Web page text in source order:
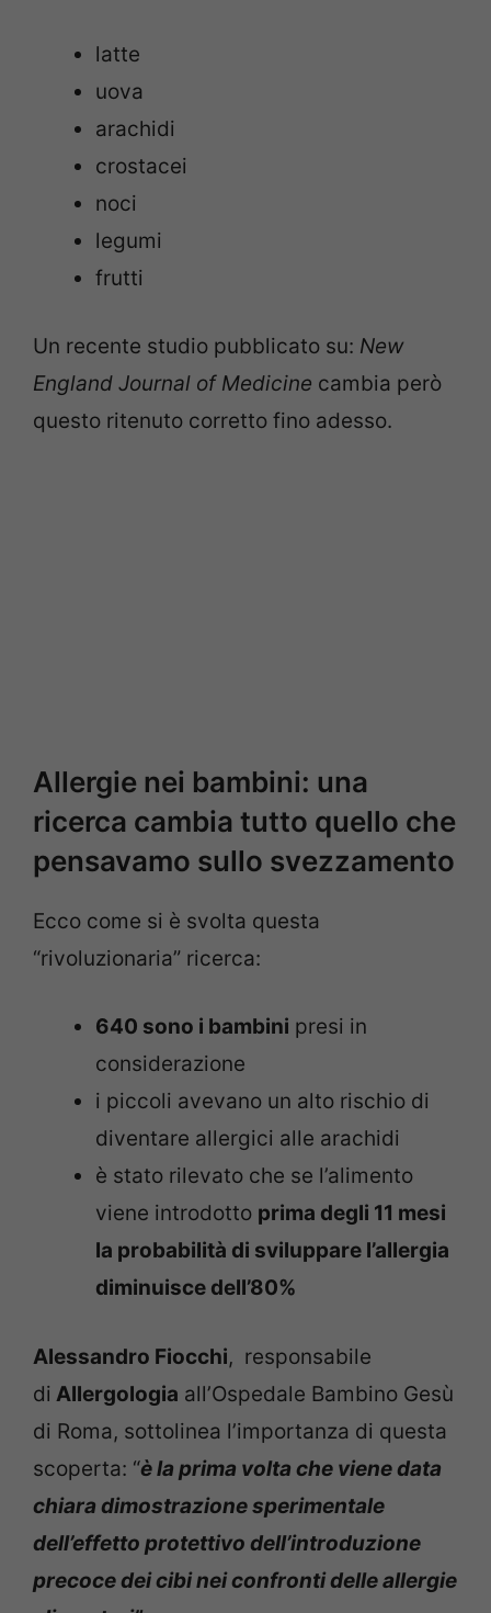
latte
uova
arachidi
crostacei
noci
legumi
frutti
Un recente studio pubblicato su: New
England Journal of Medicine cambia però
questo ritenuto corretto fino adesso.
Allergie nei bambini: una
ricerca cambia tutto quello che
pensavamo sullo svezzamento
Ecco come si è svolta questa
“rivoluzionaria” ricerca:
640 sono i bambini presi in
considerazione
i piccoli avevano un alto rischio di
diventare allergici alle arachidi
è stato rilevato che se l’alimento
viene introdotto prima degli 11 mesi
la probabilità di sviluppare l’allergia
diminuisce dell’80%
Alessandro Fiocchi, responsabile
di Allergologia all’Ospedale Bambino Gesù
di Roma, sottolinea l’importanza di questa
scoperta: “è la prima volta che viene data
chiara dimostrazione sperimentale
dell’effetto protettivo dell’introduzione
precoce dei cibi nei confronti delle allergie